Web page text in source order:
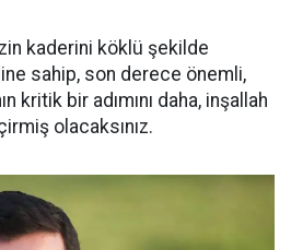
kaderini köklü şekilde
sahip, son derece önemli,
kritik bir adımını daha, inşallah
olacaksınız.